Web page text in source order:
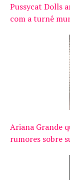
Pussycat Dolls
com a turnê
Ariana Grande
rumores sobre